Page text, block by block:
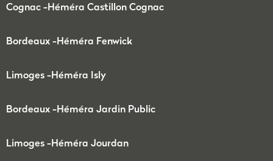
Cognac -Héméra Castillon Cognac
Bordeaux -Héméra Fenwick
Limoges -Héméra Isly
Bordeaux -Héméra Jardin Public
Limoges -Héméra Jourdan